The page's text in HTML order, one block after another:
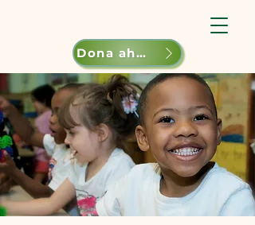
Dona ahora